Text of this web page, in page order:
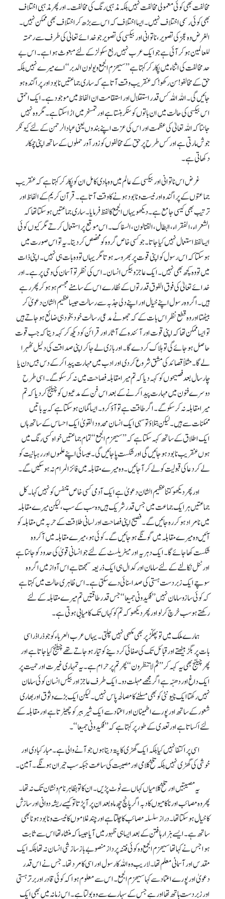
مخالفت بھی کوئی معمولی مخالفت نہیں بلکہ مذہبی رنگ کی مخالفت ۔اور پھر مذہبی اختلاف
بھی کوئی رسمی اختلاف نہیں۔ ایسا اختلاف کہ اس سے بڑھ کر اختلاف بھی ممکن نہیں۔
الغرض وہ عجز کی تصویر، ناتوانی اور بیکسی کی تصویر جو خدا ئے تعالیٰ کی طرف سے رحمتہ
للعالمین ہو کر آئی ہے جو ایک عرب نہیں ربع سکولز کے لئے مبعوث ہوا ہے ۔ اس بے
حد مخالفت کی اثنا ء میں پکار کر کہتا ہے ’’ سیھزم الجمع و یولون الدبر‘‘ اے میرے نہیں بلکہ
حق کے مخالفو! سن رکھو! کہ عنقریب وقت آتا ہے کہ ساری جماعتیں نابود اور پراگندہ ہو
جائیں گی۔ اللہ اللہ کس قدر استقلال اور استقامت ان الفاظ میں موجود ہے۔ ایک احمق
اس بیکسی کی حالت میں ان باتوں کو سنکر ہنستا ہے اور تمسخر میں اڑ ا سکتا ہے۔ مگر وہ نہیں
جانتا کہ اللہ تعالیٰ کی عظمت اور اس کی عزت اپنے بندوں یعنی عبادالرحمن کے لئے کیونکر
جوش مارتی ہے اور کس طرح پر حق کے مخالفوں کو زور آور حملوں کے ساتھ اپنی چمکار
دکھاتی ہے۔
غرض اس ناتوانی اور بیکسی کے عالم میں وہ ہادی کامل ان کو پکار کر کہتاہے کہ عنقریب
جماعتوں کے پراگندہ اور نیست و نابود ہونے کا وقت آتا ہے۔ قرآن کریم کے الفاظ اور
ترتیب بھی کیسی جامع ہے۔ دیکھو یہاں الجمع کا لفظ فرمایا۔ ساری جماعتیں ہو سکتا تھا کہ
الشعراء، الفقراء، البطال، القتالون، السفاک۔ اس موقع پر استعمال کرتے مگر کیوں کوئی
ایسا لفظ استعمال نہیں کیا جاتا ۔ جو کسی خاص گروہ کو مخصص کردیتا ۔ یہ تو اس صورت میں
ہو سکتا کہ اس رسول کو اپنی قوت پر بھروسہ ہوتا مگر یہاں تو وہ بات ہی نہیں۔ اپنی ذات
میں تو وہ کچھ بھی نہیں۔ ایک عاجز و بیکس انسان۔ اس کی نظر تو آسمان کی وحی پر ہے۔ اور
خدائے تعالیٰ کی فوق الفوق قدرتوں کے نظارے اس کے سامنے مجسم ہو ہو کر پھر رہے
ہیں۔ اگر وہ رسول اپنے خیال اور اپنے دلی جذبہ سے رسالت جیسا عظیم الشان دعویٰ کر
بیٹھتا اور وہ قطع نظر اس بات کے کہ جھوٹے مدعی رسالت خود بخود ہی ضائع ہو جاتے ہیں
تو ایسا ممکن تھا کہ اپنی قوت اور آئندہ کے آثار اور قرائن کو دیکھ کر کہہ دیتا کہ جب قوت
حاصل ہو جائے گی تو ہلاک کر دے گا۔ اور بازی لے جا کر اپنی صداقت کی دلیل ٹھہرا
لے گا۔ مثلاً قصائد کی مشق شروع کر دی اور ادب میں مہارت پیدا کر کے دس بیس دن یا
چار سال بعد فصیحوں کو کہہ دیا کہ تم میرا مقابلہ فصاحت میں نہ کر سکوگے ۔ اسی طرح
دوسرے فنون میں مہارت پیدا کرنے کے بعد اس فن کے مدعیوں کو چیلنج کر دیا کہ تم
میرا مقابلہ نہ کر سکو گے۔ اگر طاقت ہے تو آؤ کرو۔ ایسا گمان ہو سکتا ہے کہ یہ باتیں
ممکنات سے ہیں۔ لیکن بتلاؤ تو سہی ایک انسان محدود القویٰ ایک احساس کے ساتھ ہاں
ایک اطلاق کے ساتھ کہہ سکتا ہے کہ ’’سیھزم الجمع‘‘ تمام جماعتیں خواہ کسی رنگ میں
ہوں عنقریب نابود ہو جائیں گی اور شکست پا جائیں گی۔ عیسائی اپنے علموں اور رہبانیت کو
لے کر دعا کی قبولیت کو لے کر آ جائیں۔ وہ میرے مقابلہ میں فائز المرام نہ ہو سکیں گے۔
اور پھر دیکھو کتنا عظیم الشان دعویٰ ہے ایک آدمی کسی خاص متنفس کو نہیں کہا۔ کل
جماعتیں ہر ایک جماعت میں جس قدر شریک ہیں وہ سب کے سب، لیکن میرے مقابلہ
میں نامراد ہو کر رہ جائیں گے۔ فصیح اپنی فصاحت اور لسانی طلاقت کے حربہ میں مقابلہ کو
آئیں وہ میرے مقابلہ میں گونگے ہو جائیں گے۔ کوئی ہو، میرے مقابلہ میں آ کر وہ
شکست کھا جائے گا۔ ایک دہریہ اور میٹریلسٹ کے لئے جو انسانی قویٰ کی حدود کو جانتا ہے
اور ٹنل نکالنے کے لئے سامان اور کدال ہی ایک ذریعہ سمجھتا ہے اس آواز میں اگر وہ
سوچے ایک زبردست ہستی کی صدا سنائی دے سکتی ہے۔ اس ظاہری حالت میں کہتاہے
کہ کوئی سازو سامان نہیں ’’فکیدو نی جمیعا‘‘جس قدر طاقتیں تم میرے مقابلہ کے لئے
رکھتے ہو سب خرچ کر لو اور پھر دیکھو کہ تم کو کہاں تک کامیابی ہوتی ہے۔
ہمار ے ملک میں تو پھکّڑپر بھی مکھی نہیں چلتی۔ یہاں عرب العرباء کو جو ذرا ذراسی
بات پر بگڑ بیٹھتے اور قبائل تک کی صفائی کر دینے کو تیار ہو جاتے تھے چیلنج کیا جاتا ہے اور
پھر چیلنج بھی یہ کہہ کر ’’ ثم لا تنظرون‘‘ پھر تم پر حرام ہے۔ یہ تمہاری غیرت اور حمیت پر
ایک داغ اور دھبّہ ہے اگر مجھے مہلت دو ۔ ایک طرف عاجز اور بیکس انسان کوئی سامان
نہیں رکھتا ایک چیونٹی کو بھی مسلنے کا مصالحہ پاس نہیں۔ لیکن ایک بڑے وثوق اوربھاری
شعور کے ساتھ اور پورے اطمینان اور اعتماد سے ایک شیر ببر کو چھیڑتاہے اور مقابلہ کے
لئے اکساتا ہے اور تعدی کے طور پر کہتا ہے کہ ’’فکیدونی جمیعا‘‘۔
اسی پر اکتفا نہیں کیا بلکہ ایک گھڑی کا پتہ دیتا ہوں جو آنے والی ہے۔ مبارکبادی اور
خوشی کی گھڑی نہیں بلکہ تلخ کلامی اور مصیبت کی ساعت جبکہ سب حیران ہونگے ۔ آمین۔
یہ مصیبتیں اور تلخ کلامیاں کہاں سے ٹوٹ پڑیں۔ ان کا تو بظاہر نام و نشان تک نہ تھا ۔
پھر وہ مصائب اور ناکامیوں کا دبہ اگر پانچ چھ ماہ بعد ان پر آ پڑتا تو کیسے ریشہ دوانی اور سازش
کا خیال ہو سکتا تھا۔ دراز سلسلہ مصائب کا چلتا ہے اور چند غلاموں کا نیست و نابود ہونا بھی
ساتھ ہے۔ ایسے ہزارہا فتن کے بعد ایسا ہی ظہور میں آ یا جیسا کہ منشاء تھا اس سے ثابت
ہوا جس نے کہا تھا سیھزم الجمع وہ کوئی فتنہ پرداز منصوبے باز سازشی انسان نہ تھا بلکہ ایک
مقدس اور آسمانی معلم تھا ۔ لاریب وہ اللہ کا رسول اور اسی کا مرد تھا۔ جس نے اس قدر
دعویٰ اور پورے اعتماد سے کہا سیھزم الجمع ۔ اس سے معلوم ہوا کہ کوئی قادر اور برتر ہستی
اور زبردست ہاتھ تھا اور ہے جس کے سہارے سے وہ بولتا ہے۔ اس زمانہ میں بھی ایک